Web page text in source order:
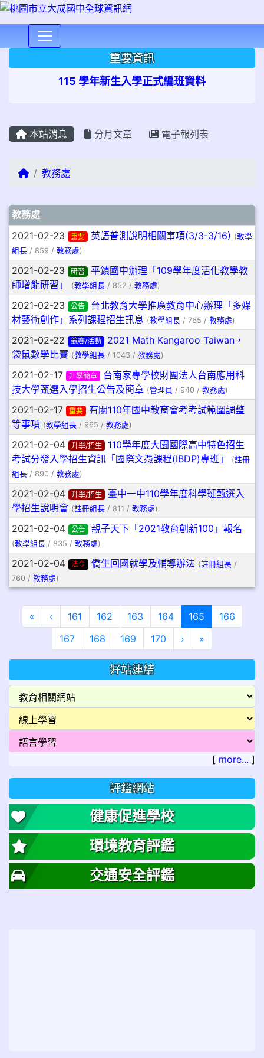
重要資訊
115 學年新生入學正式編班資料
本站消息 分月文章 電子報列表
回首頁教務處
文章列表
教務處
2021-02-23 重要 英語普測說明相關事項(3/3-3/16) (教學
組長 / 859 / 教務處)
2021-02-23 研習
平鎮國中辦理「109學年度活化教學教
師增能研習」
(教學組長 / 852 / 教務處)
2021-02-23 公告
台北教育大學推廣教育中心辦理「多媒
材藝術創作」系列課程招生訊息 (教學組長 / 765 / 教務處)
2021-02-22 競賽/活動
2021 Math Kangaroo Taiwan，
袋鼠數學比賽 (教學組長 / 1043 / 教務處)
2021-02-17 升學簡章
台南家專學校財團法人台南應用科
技大學甄選入學招生公告及簡章 (管理員 / 940 / 教務處)
2021-02-17 重要
有關110年國中教育會考考試範圍調整
等事項 (教學組長 / 965 / 教務處)
2021-02-04 升學/招生
110學年度大園國際高中特色招生
考試分發入學招生資訊「國際文憑課程(IBDP)專班」
(註冊
組長 / 890 / 教務處)
2021-02-04 升學/招生
臺中一中110學年度科學班甄選入
學招生說明會 (註冊組長 / 811 / 教務處)
2021-02-04 公告 親子天下「2021教育創新100」報名
(教學組長 / 835 / 教務處)
2021-02-04 法令 僑生回國就學及輔導辦法 (註冊組長/
760 / 教務處)
« 第一頁
‹上一頁
161 162 163 164 165(目前頁次)
166
167
168 169 170 ›下一頁
»最後頁
好站連結
[ more... ]
評鑑網站
健康促進學校
環境教育評鑑
交通安全評鑑